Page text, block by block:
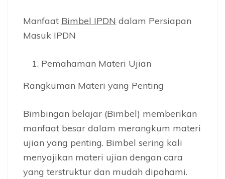
Manfaat Bimbel IPDN dalam Persiapan
Masuk IPDN
Pemahaman Materi Ujian
Rangkuman Materi yang Penting
Bimbingan belajar (Bimbel) memberikan
manfaat besar dalam merangkum materi
ujian yang penting. Bimbel sering kali
menyajikan materi ujian dengan cara
yang terstruktur dan mudah dipahami.